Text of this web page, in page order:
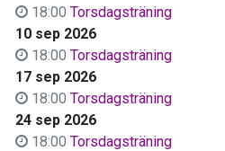
18:00 Torsdagsträning
10 sep 2026
18:00 Torsdagsträning
17 sep 2026
18:00 Torsdagsträning
24 sep 2026
18:00 Torsdagsträning